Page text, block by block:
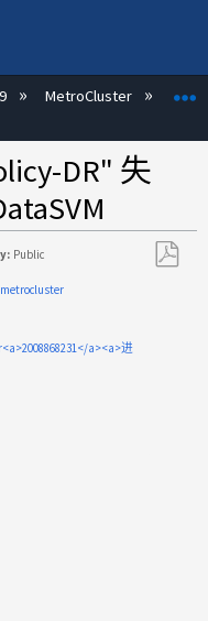
MetroCluster
DR" 失
Public
metrocluster
a><a>进